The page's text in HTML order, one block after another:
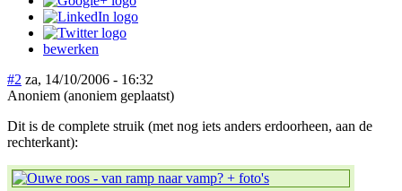
bewerken
#2 za, 14/10/2006 - 16:32
Anoniem (anoniem geplaatst)
Dit is de complete struik (met nog iets anders erdoorheen, aan de
rechterkant):